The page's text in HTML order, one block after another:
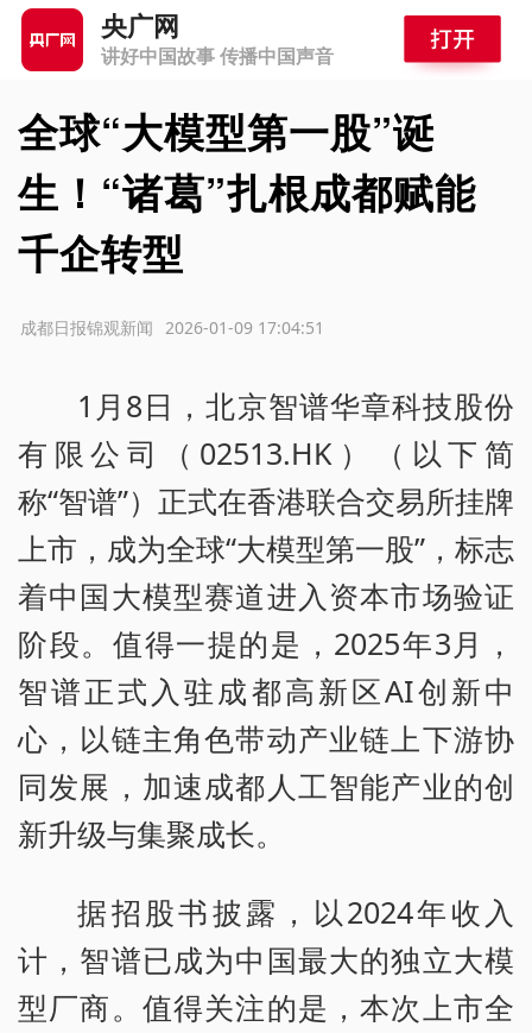
央广网
讲好中国故事 传播中国声音
全球“大模型第一股”诞
生！“诸葛”扎根成都赋能
千企转型
2026-01-09 17:04:51
成都日报锦观新闻
1月8日，北京智谱华章科技股份
有限公司（02513.HK）（以下简
称“智谱”）正式在香港联合交易所挂牌
上市，成为全球“大模型第一股”，标志
着中国大模型赛道进入资本市场验证
阶段。值得一提的是，2025年3月，
智谱正式入驻成都高新区AI创新中
心，以链主角色带动产业链上下游协
同发展，加速成都人工智能产业的创
新升级与集聚成长。
据招股书披露，以2024年收入
计，智谱已成为中国最大的独立大模
型厂商。值得关注的是，本次上市全